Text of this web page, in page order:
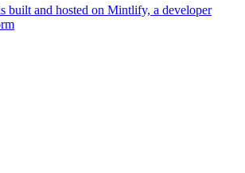
built and hosted on Mintlify, a developer